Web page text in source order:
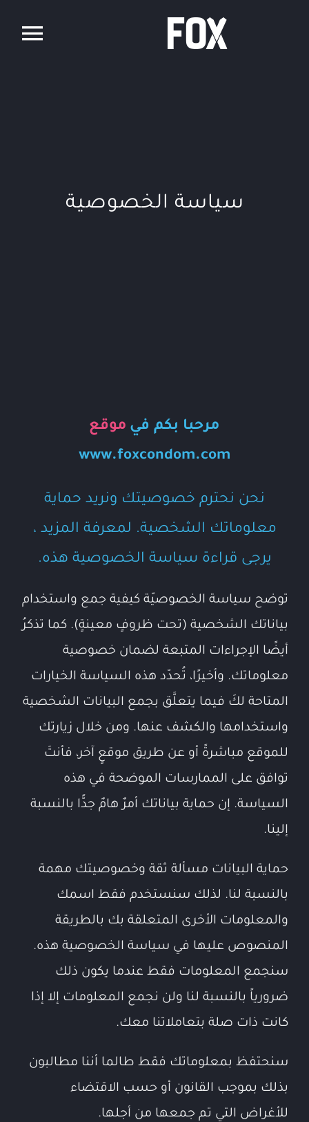
سياسة الخصوصية
مرحبا بكم في موقع
www.foxcondom.com
نحن نحترم خصوصيتك ونريد حماية
معلوماتك الشخصية. لمعرفة المزيد ،
يرجى قراءة سياسة الخصوصية هذه.
توضح سياسة الخصوصيّة كيفية جمع واستخدام
بياناتك الشخصية (تحت ظروفٍ معينةٍ). كما تذكرُ
أيضًا الإجراءات المتبعة لضمان خصوصية
معلوماتك. وأخيرًا، تُحدّد هذه السياسة الخيارات
المتاحة لكَ فيما يتعلَّق بجمع البيانات الشخصية
واستخدامها والكشف عنها. ومن خلال زيارتك
للموقع مباشرةً أو عن طريق موقعٍ آخر، فأنتَ
توافق على الممارسات الموضحة في هذه
السياسة. إن حماية بياناتك أمرٌ هامٌ جدًّا بالنسبة
إلينا.
حماية البيانات مسألة ثقة وخصوصيتك مهمة
بالنسبة لنا. لذلك سنستخدم فقط اسمك
والمعلومات الأخرى المتعلقة بك بالطريقة
المنصوص عليها في سياسة الخصوصية هذه.
سنجمع المعلومات فقط عندما يكون ذلك
ضرورياً بالنسبة لنا ولن نجمع المعلومات إلا إذا
كانت ذات صلة بتعاملاتنا معك.
سنحتفظ بمعلوماتك فقط طالما أننا مطالبون
بذلك بموجب القانون أو حسب الاقتضاء
للأغراض التي تم جمعها من أجلها.